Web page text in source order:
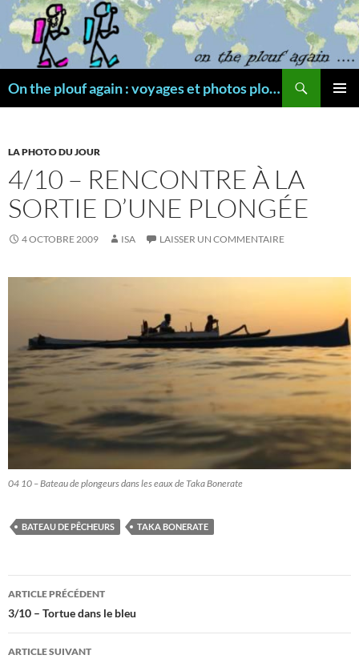
Aller
au
contenu
On the plouf again : voyages et photos plongée
LA PHOTO DU JOUR
4/10 – RENCONTRE À LA
SORTIE D’UNE PLONGÉE
4 OCTOBRE 2009 ISA LAISSER UN COMMENTAIRE
04 10 – Bateau de plongeurs dans les eaux de Taka Bonerate
BATEAU DE PÊCHEURS TAKA BONERATE
Navigation
des
articles
ARTICLE PRÉCÉDENT
3/10 – Tortue dans le bleu
ARTICLE SUIVANT